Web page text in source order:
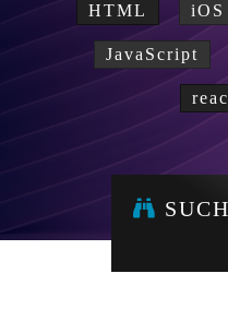
HTML iOS
JavaScript